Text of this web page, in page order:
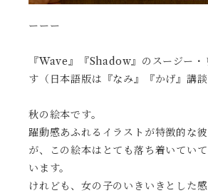
ーーー
『Wave』『Shadow』のスージー・
す（日本語版は『なみ』『かげ』講談
秋の絵本です。
躍動感あふれるイラストが特徴的な
が、この絵本はとても落ち着いてい
います。
けれども、女の子のいきいきとした